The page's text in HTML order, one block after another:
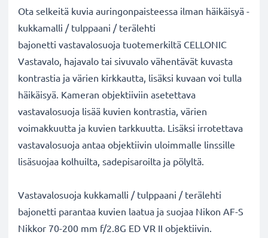
Ota selkeitä kuvia auringonpaisteessa ilman häikäisyä -
kukkamalli / tulppaani / terälehti
bajonetti vastavalosuoja tuotemerkiltä CELLONIC
Vastavalo, hajavalo tai sivuvalo vähentävät kuvasta
kontrastia ja värien kirkkautta, lisäksi kuvaan voi tulla
häikäisyä. Kameran objektiiviin asetettava
vastavalosuoja lisää kuvien kontrastia, värien
voimakkuutta ja kuvien tarkkuutta. Lisäksi irrotettava
vastavalosuoja antaa objektiivin uloimmalle linssille
lisäsuojaa kolhuilta, sadepisaroilta ja pölyltä.
Vastavalosuoja kukkamalli / tulppaani / terälehti
bajonetti parantaa kuvien laatua ja suojaa Nikon AF-S
Nikkor 70-200 mm f/2.8G ED VR II objektiivin.